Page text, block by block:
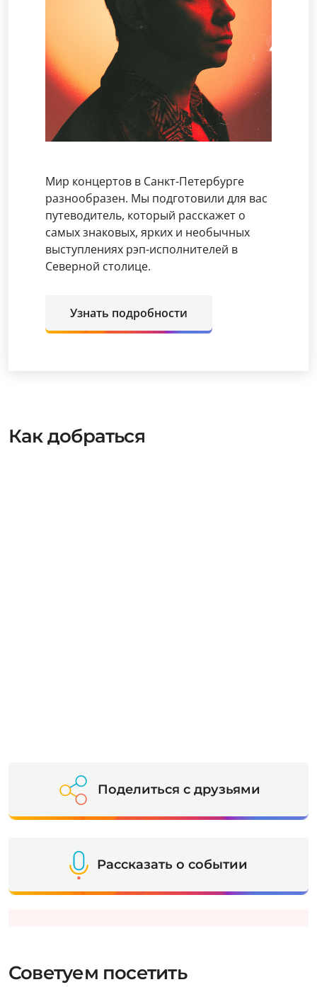
Мир концертов в Санкт-Петербурге
разнообразен. Мы подготовили для вас
путеводитель, который расскажет о
самых знаковых, ярких и необычных
выступлениях рэп-исполнителей в
Северной столице.
Узнать подробности
Как добраться
Поделиться с друзьями
Рассказать о событии
Советуем посетить